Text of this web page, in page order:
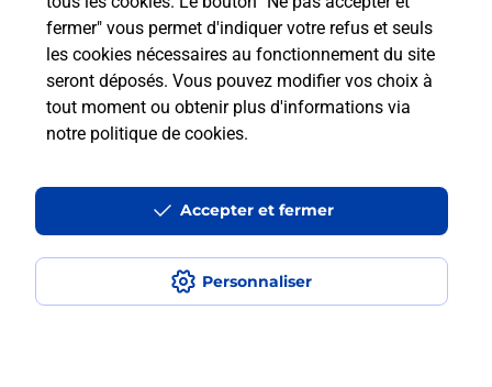
fermer" vous permet d'indiquer votre refus et seuls
les cookies nécessaires au fonctionnement du site
seront déposés. Vous pouvez modifier vos choix à
tout moment ou obtenir plus d'informations via
notre politique de cookies.
Personnaliser
Accepter et fermer
Localiser Liste
Liste - téléassistance
Rhône - téléassistance
Irigny - téléassistance
Accessibilité : partiellement conforme
Conditions contractuelles
Mentions légales